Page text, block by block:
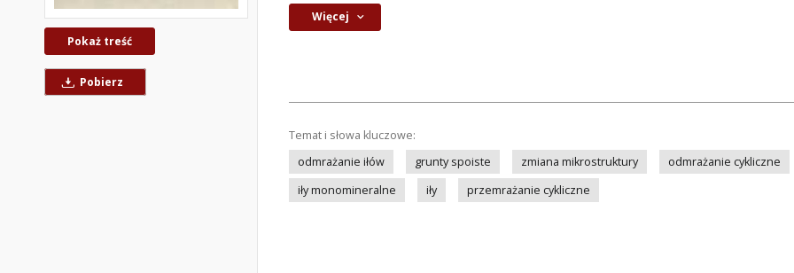
Pokaż treść
Pobierz
Więcej
Temat i słowa kluczowe:
odmrażanie iłów
grunty spoiste zmiana mikrostruktury odmrażanie cykliczne
iły monomineralne
iły przemrażanie cykliczne